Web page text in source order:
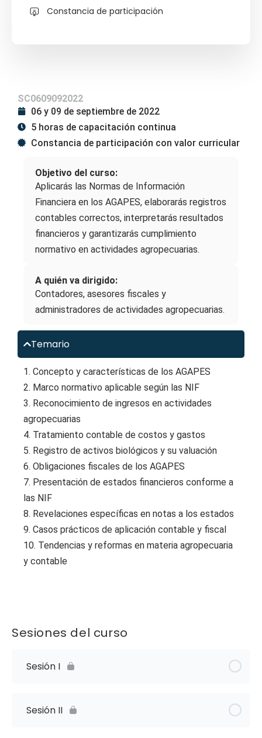
SC0609092022
06 y 09 de septiembre de 2022
5 horas de capacitación continua
Constancia de participación con valor curricular
Objetivo del curso:
Aplicarás las Normas de Información
Financiera en los AGAPES, elaborarás registros
contables correctos, interpretarás resultados
financieros y garantizarás cumplimiento
normativo en actividades agropecuarias.
A quién va dirigido:
Contadores, asesores fiscales y
administradores de actividades agropecuarias.
Temario
1. Concepto y características de los AGAPES
2. Marco normativo aplicable según las NIF
3. Reconocimiento de ingresos en actividades
agropecuarias
4. Tratamiento contable de costos y gastos
5. Registro de activos biológicos y su valuación
6. Obligaciones fiscales de los AGAPES
7. Presentación de estados financieros conforme a
las NIF
8. Revelaciones específicas en notas a los estados
9. Casos prácticos de aplicación contable y fiscal
10. Tendencias y reformas en materia agropecuaria
y contable
Sesiones del curso
Sesión I
Sesión II
Constancia de participación